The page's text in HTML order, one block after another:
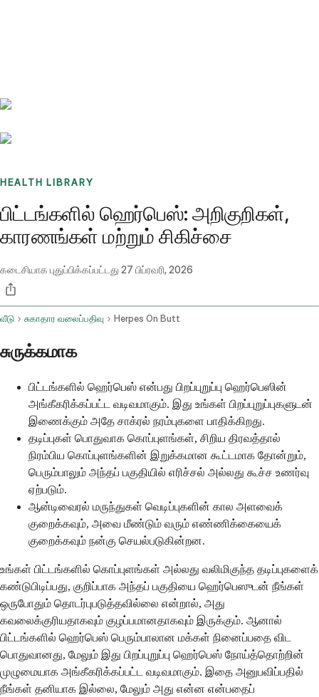
HEALTH LIBRARY
பிட்டங்களில் ஹெர்பெஸ்: அறிகுறிகள்,
காரணங்கள் மற்றும் சிகிச்சை
கடைசியாக புதுப்பிக்கப்பட்டது 27 பிப்ரவரி, 2026
வீடு சுகாதார வலைப்பதிவு Herpes On Butt
சுருக்கமாக
பிட்டங்களில் ஹெர்பெஸ் என்பது பிறப்புறுப்பு ஹெர்பெஸின்
அங்கீகரிக்கப்பட்ட வடிவமாகும். இது உங்கள் பிறப்புறுப்புகளுடன்
இணைக்கும் அதே சாக்ரல் நரம்புகளை பாதிக்கிறது.
தடிப்புகள் பொதுவாக கொப்புளங்கள், சிறிய திரவத்தால்
நிரம்பிய கொப்புளங்களின் இறுக்கமான கூட்டமாக தோன்றும்,
பெரும்பாலும் அந்தப் பகுதியில் எரிச்சல் அல்லது கூச்ச உணர்வு
ஏற்படும்.
ஆன்டிவைரல் மருந்துகள் வெடிப்புகளின் கால அளவைக்
குறைக்கவும், அவை மீண்டும் வரும் எண்ணிக்கையைக்
குறைக்கவும் நன்கு செயல்படுகின்றன.
உங்கள் பிட்டங்களில் கொப்புளங்கள் அல்லது வலிமிகுந்த தடிப்புகளைக்
கண்டுபிடிப்பது, குறிப்பாக அந்தப் பகுதியை ஹெர்பெஸுடன் நீங்கள்
ஒருபோதும் தொடர்புபடுத்தவில்லை என்றால், அது
கவலைக்குரியதாகவும் குழப்பமானதாகவும் இருக்கும். ஆனால்
பிட்டங்களில் ஹெர்பெஸ் பெரும்பாலான மக்கள் நினைப்பதை விட
பொதுவானது, மேலும் இது பிறப்புறுப்பு ஹெர்பெஸ் நோய்த்தொற்றின்
முழுமையாக அங்கீகரிக்கப்பட்ட வடிவமாகும். இதை அனுபவிப்பதில்
நீங்கள் தனியாக இல்லை, மேலும் அது என்ன என்பதைப்